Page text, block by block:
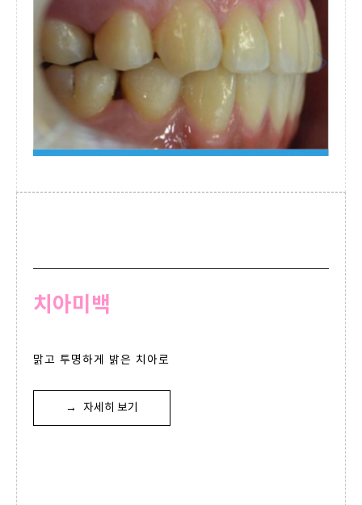
치아미백
맑고 투명하게 밝은 치아로
→ 자세히 보기